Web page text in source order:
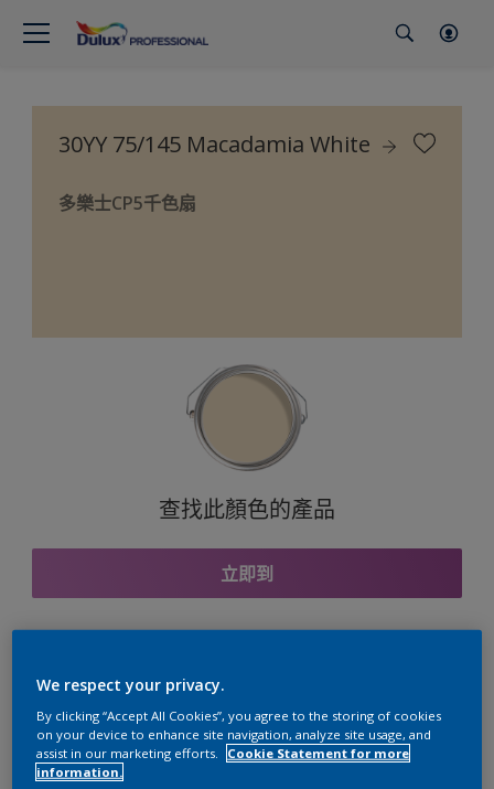
30YY 75/145 Macadamia White
多樂士CP5千色扇
查找此顏色的產品
立即到
與之協調的色彩組合
We respect your privacy.
By clicking “Accept All Cookies”, you agree to the storing of cookies
on your device to enhance site navigation, analyze site usage, and
assist in our marketing efforts.
Cookie Statement for more
information.